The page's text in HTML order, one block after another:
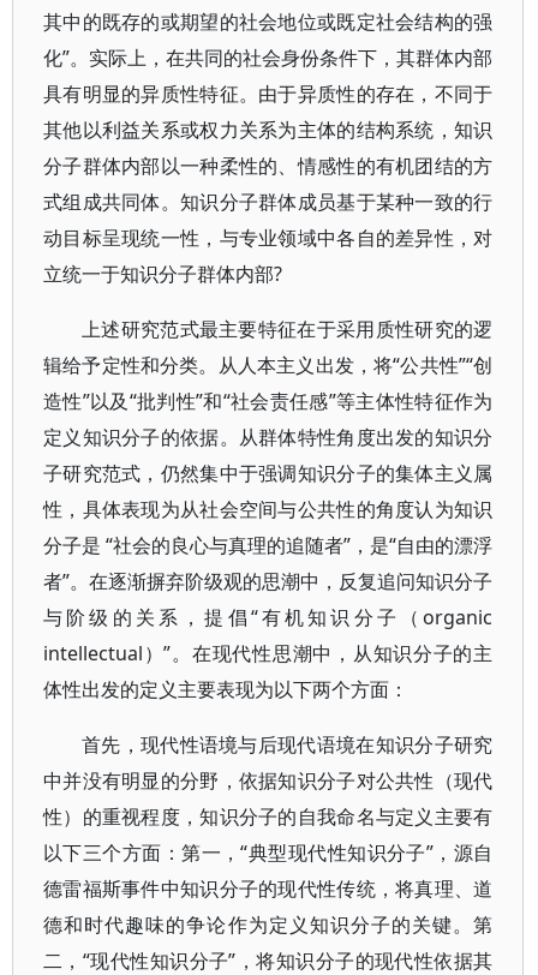
其中的既存的或期望的社会地位或既定社会结构的强
化”。实际上，在共同的社会身份条件下，其群体内部
具有明显的异质性特征。由于异质性的存在，不同于
其他以利益关系或权力关系为主体的结构系统，知识
分子群体内部以一种柔性的、情感性的有机团结的方
式组成共同体。知识分子群体成员基于某种一致的行
动目标呈现统一性，与专业领域中各自的差异性，对
立统一于知识分子群体内部?
上述研究范式最主要特征在于采用质性研究的逻
辑给予定性和分类。从人本主义出发，将“公共性”“创
造性”以及“批判性”和“社会责任感”等主体性特征作为
定义知识分子的依据。从群体特性角度出发的知识分
子研究范式，仍然集中于强调知识分子的集体主义属
性，具体表现为从社会空间与公共性的角度认为知识
分子是 “社会的良心与真理的追随者”，是“自由的漂浮
者”。在逐渐摒弃阶级观的思潮中，反复追问知识分子
与阶级的关系，提倡“有机知识分子（organic
intellectual）”。在现代性思潮中，从知识分子的主
体性出发的定义主要表现为以下两个方面：
首先，现代性语境与后现代语境在知识分子研究
中并没有明显的分野，依据知识分子对公共性（现代
性）的重视程度，知识分子的自我命名与定义主要有
以下三个方面：第一，“典型现代性知识分子”，源自
德雷福斯事件中知识分子的现代性传统，将真理、道
德和时代趣味的争论作为定义知识分子的关键。第
二，“现代性知识分子”，将知识分子的现代性依据其